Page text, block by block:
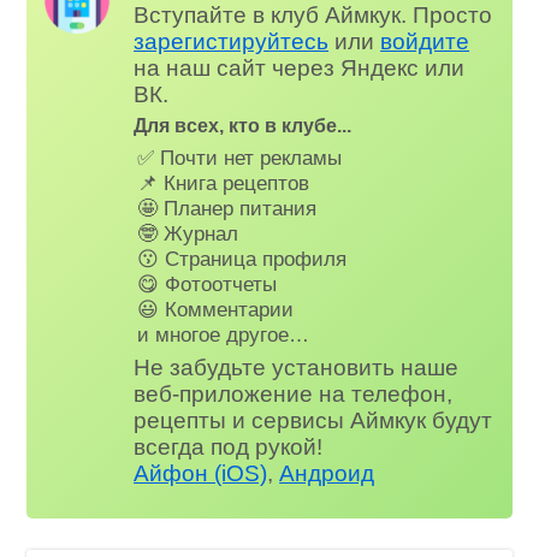
Вступайте в клуб Аймкук. Просто
зарегистируйтесь или войдите
на наш сайт через Яндекс или
ВК.
Для всех, кто в клубе...
✅ Почти нет рекламы
📌 Книга рецептов
🤩 Планер питания
🤓 Журнал
😗 Страница профиля
😋 Фотоотчеты
😃 Комментарии
и многое другое…
Не забудьте установить наше
веб-приложение на телефон,
рецепты и сервисы Аймкук будут
всегда под рукой!
Айфон (iOS),Андроид